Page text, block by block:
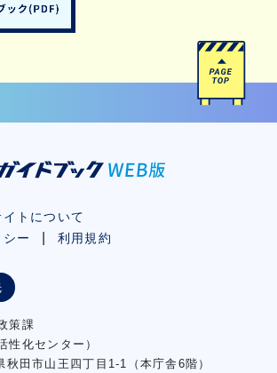
イトについて
ー
利用規約
策課
性化センター）
田市⼭王四丁⽬1-1（本庁舎6階）